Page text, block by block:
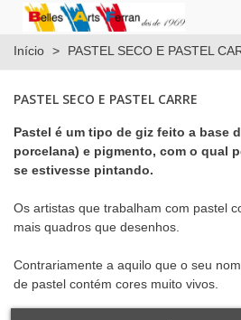
Início > PASTEL SECO E PASTEL
PASTEL SECO E PASTEL CARRE
Pastel é um tipo de giz feito a base
porcelana) e pigmento, com o qual
se estivesse pintando.
Os artistas que trabalham com pastel
mais quadros que desenhos.
Contrariamente a aquilo que o seu
de pastel contém cores muito vivos.